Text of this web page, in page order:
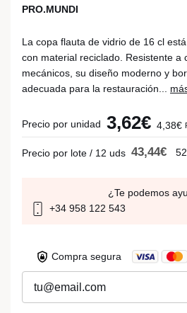
PRO.MUNDI
La copa flauta de vidrio de 16 cl
con material reciclado. Resistente a
mecánicos, su diseño moderno y
adecuada para la restauración...
Precio por unidad 3,62€ 4,38€
Precio por lote / 12 uds 43,44€
¿Te podemos
+34 958 122 543
Compra segura